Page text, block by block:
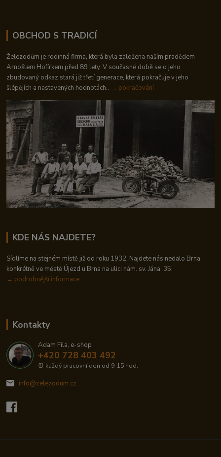
OBCHOD S TRADICÍ
Železodům je rodinná firma, která byla založena naším pradědem
Arnoštem Hofírkem před 89 lety. V současné době se o jeho
zbudovaný odkaz stará již třetí generace, která pokračuje v jeho
šlépějích a nastavených hodnotách.. → pokračování
KDE NÁS NAJDETE?
Sídlíme na stejném místě již od roku 1932. Najdete nás nedalo Brna,
konkrétně ve městě Újezd u Brna na ulici nám. sv. Jána, 35.
→ podrobnější informace
Kontakty
Adam Fila, e-shop
+420 728 403 492
⏰ každý pracovní den od 9-15 hod.
info@zelezodum.cz